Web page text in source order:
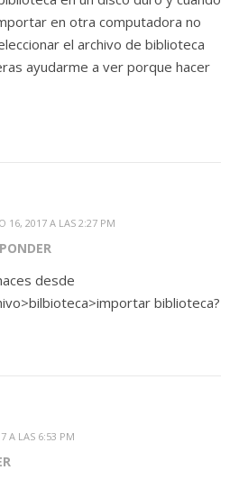
en otra computadora no
el archivo de biblioteca
ayudarme a ver porque hacer
16, 2017 A LAS 2:27 PM
desde
biblioteca?
A LAS 6:53 PM